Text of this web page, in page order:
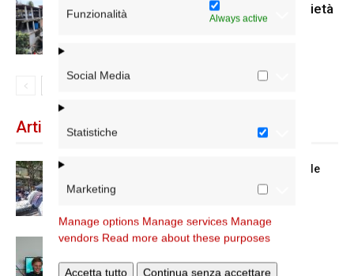
Funzionalità Always active
Social Media
Statistiche
Marketing
Manage options Manage services Manage
vendors Read more about these purposes
Accetta tutto
Continua senza accettare
Terremoto in Venezuela: la solidarietà
Articoli recenti
Spin Time: la dichiarazione del cardinale
vicario
Scienze Applicate, la nuova proposta
dell’Istituto Paritario Sant’Apollinare